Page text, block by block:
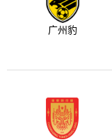
广州豹